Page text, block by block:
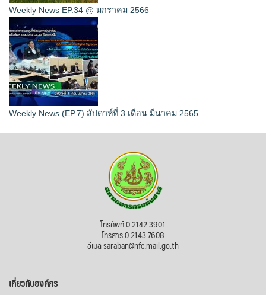
Weekly News EP.34 @ มกราคม 2566
Weekly News (EP.7) สัปดาห์ที่ 3 เดือน มีนาคม 2565
โทรศัพท์ 0 2142 3901
โทรสาร 0 2143 7608
อีเมล saraban@nfc.mail.go.th
เกี่ยวกับองค์กร